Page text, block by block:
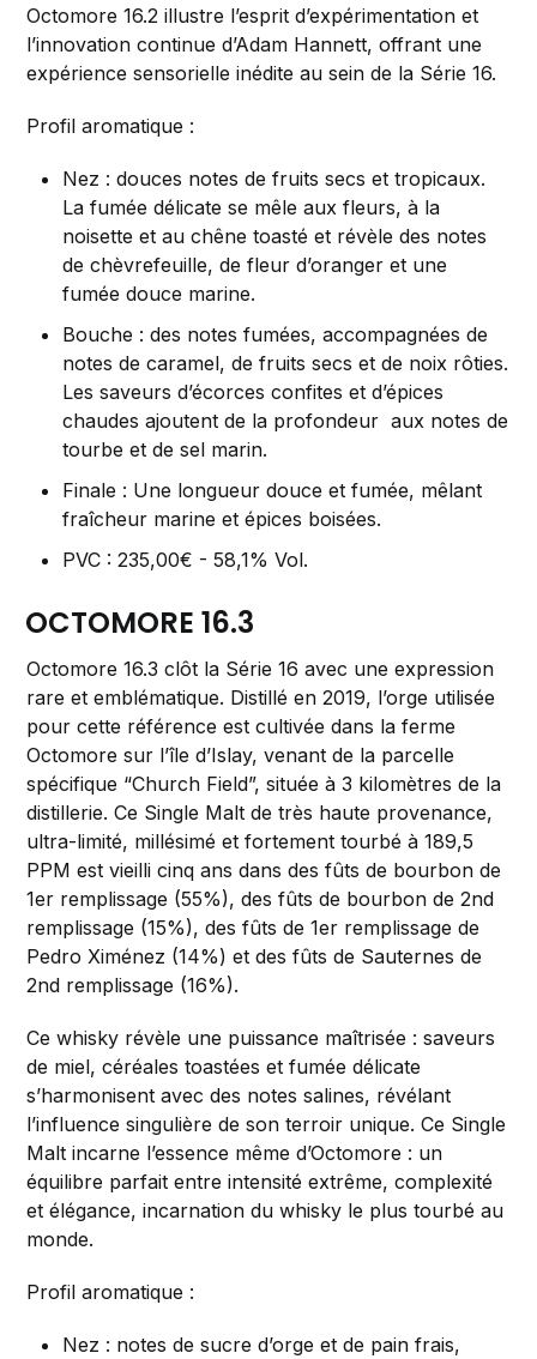
Octomore 16.2 illustre l’esprit d’expérimentation et
l’innovation continue d’Adam Hannett, offrant une
expérience sensorielle inédite au sein de la Série 16.
Profil aromatique :
Nez : douces notes de fruits secs et tropicaux.
La fumée délicate se mêle aux fleurs, à la
noisette et au chêne toasté et révèle des notes
de chèvrefeuille, de fleur d’oranger et une
fumée douce marine.
Bouche : des notes fumées, accompagnées de
notes de caramel, de fruits secs et de noix rôties.
Les saveurs d’écorces confites et d’épices
chaudes ajoutent de la profondeur aux notes de
tourbe et de sel marin.
Finale : Une longueur douce et fumée, mêlant
fraîcheur marine et épices boisées.
PVC : 235,00€ - 58,1% Vol.
OCTOMORE 16.3
Octomore 16.3 clôt la Série 16 avec une expression
rare et emblématique. Distillé en 2019, l’orge utilisée
pour cette référence est cultivée dans la ferme
Octomore sur l’île d’Islay, venant de la parcelle
spécifique “Church Field”, située à 3 kilomètres de la
distillerie. Ce Single Malt de très haute provenance,
ultra-limité, millésimé et fortement tourbé à 189,5
PPM est vieilli cinq ans dans des fûts de bourbon de
1er remplissage (55%), des fûts de bourbon de 2nd
remplissage (15%), des fûts de 1er remplissage de
Pedro Ximénez (14%) et des fûts de Sauternes de
2nd remplissage (16%).
Ce whisky révèle une puissance maîtrisée : saveurs
de miel, céréales toastées et fumée délicate
s’harmonisent avec des notes salines, révélant
l’influence singulière de son terroir unique. Ce Single
Malt incarne l’essence même d’Octomore : un
équilibre parfait entre intensité extrême, complexité
et élégance, incarnation du whisky le plus tourbé au
monde.
Profil aromatique :
Nez : notes de sucre d’orge et de pain frais,